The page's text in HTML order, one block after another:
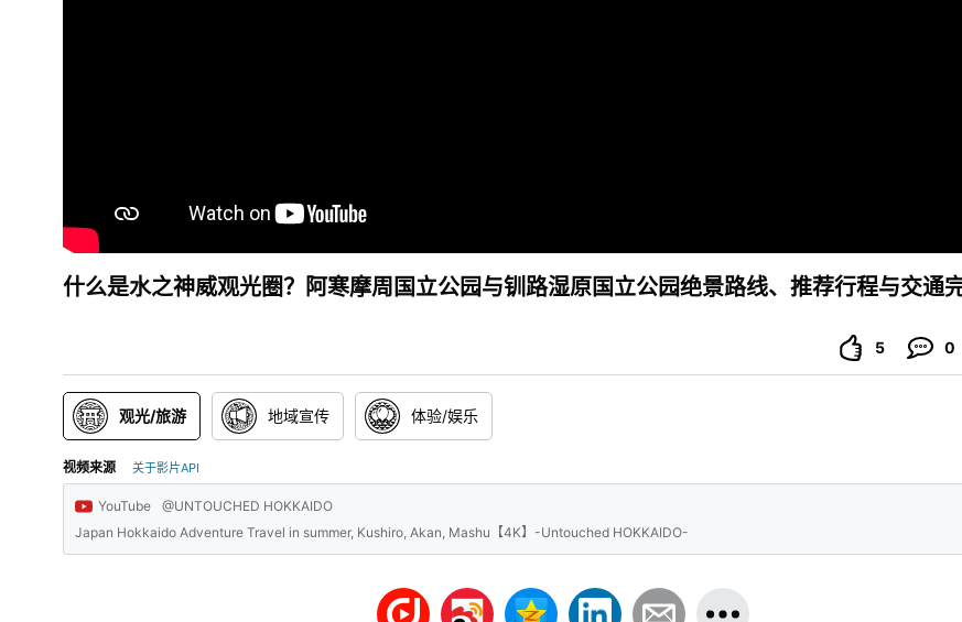
什么是水之神威观光圈？阿寒摩周国立公园与钏路湿原国立公园绝景路线、推荐行程与交通
5 0
观光/旅游 地域宣传 体验/娱乐
视频来源 关于影片API
YouTube
@UNTOUCHED HOKKAIDO
Japan Hokkaido Adventure Travel in summer, Kushiro, Akan, Mashu【4K】-Untouched HOKKAIDO-